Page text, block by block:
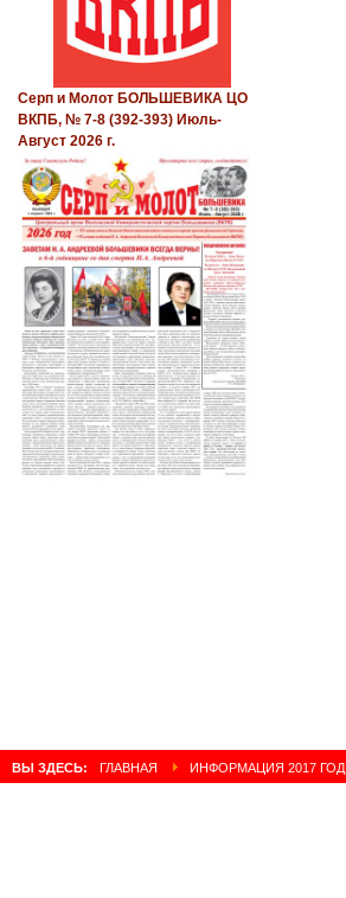
Серп и Молот БОЛЬШЕВИКА ЦО
ВКПБ, № 7-8 (392-393) Июль-
Август 2026 г.
ВЫ ЗДЕСЬ: ГЛАВНАЯ ИНФОРМАЦИЯ 2017 ГОД